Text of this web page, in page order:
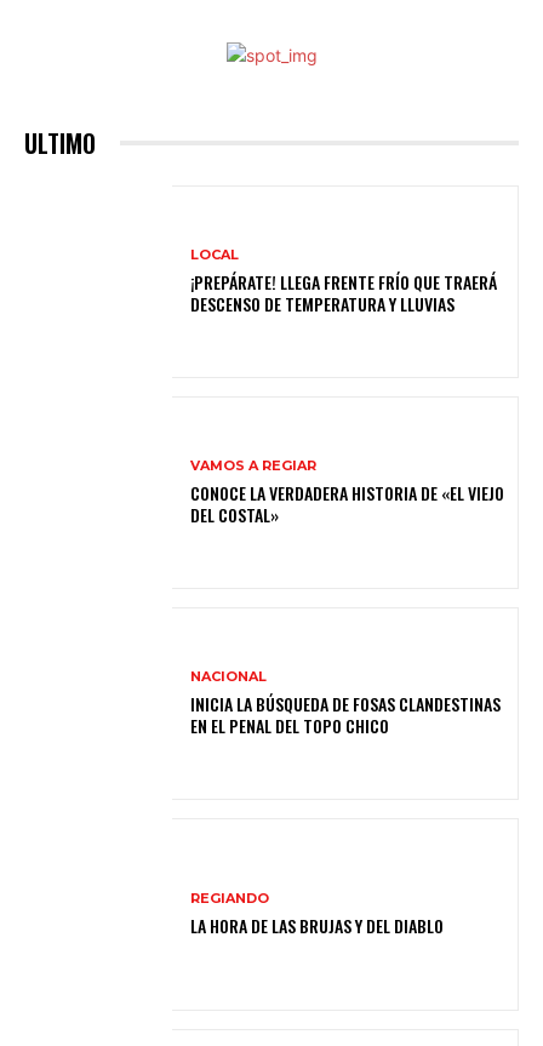
ULTIMO
LOCAL
¡PREPÁRATE! LLEGA FRENTE FRÍO QUE TRAERÁ
DESCENSO DE TEMPERATURA Y LLUVIAS
VAMOS A REGIAR
CONOCE LA VERDADERA HISTORIA DE «EL VIEJO
DEL COSTAL»
NACIONAL
INICIA LA BÚSQUEDA DE FOSAS CLANDESTINAS
EN EL PENAL DEL TOPO CHICO
REGIANDO
LA HORA DE LAS BRUJAS Y DEL DIABLO